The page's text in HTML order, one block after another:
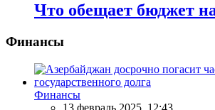
Что обещает бюджет
Финансы
Финансы
13 февраль 2025, 12:43